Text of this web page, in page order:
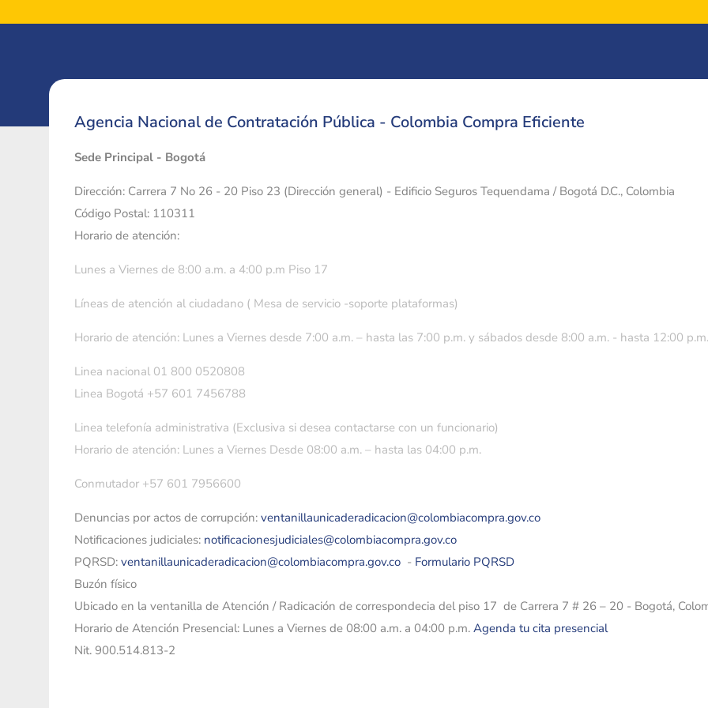
Agencia Nacional de Contratación Pública - Colombia Compra Eficiente
Sede Principal - Bogotá
Dirección: Carrera 7 No 26 - 20 Piso 23 (Dirección general) - Edificio Seguros Tequendama / Bogotá D.C., Colombia
Código Postal: 110311
Horario de atención:
Lunes a Viernes de 8:00 a.m. a 4:00 p.m Piso 17
Líneas de atención al ciudadano ( Mesa de servicio -soporte plataformas)
Horario de atención: Lunes a Viernes desde 7:00 a.m. – hasta las 7:00 p.m. y sábados desde 8:00 a.m. - hasta 12:00 p.m.
Linea nacional 01 800 0520808
Linea Bogotá +57 601 7456788
Linea telefonía administrativa (Exclusiva si desea contactarse con un funcionario)
Horario de atención: Lunes a Viernes Desde 08:00 a.m. – hasta las 04:00 p.m.
Conmutador +57 601 7956600
Denuncias por actos de corrupción: ventanillaunicaderadicacion@colombiacompra.gov.co
Notificaciones judiciales: notificacionesjudiciales@colombiacompra.gov.co
PQRSD: ventanillaunicaderadicacion@colombiacompra.gov.co - Formulario PQRSD
Buzón físico
Ubicado en la ventanilla de Atención / Radicación de correspondecia del piso 17 de Carrera 7 # 26 – 20 - Bogotá,
Horario de Atención Presencial: Lunes a Viernes de 08:00 a.m. a 04:00 p.m. Agenda tu cita presencial
Nit. 900.514.813-2